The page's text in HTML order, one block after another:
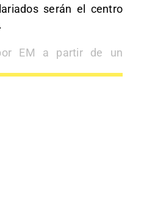
serán el centro
EM a partir de un